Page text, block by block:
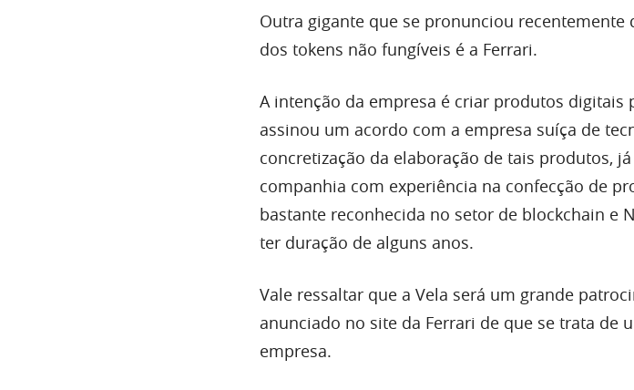
Outra gigante que se pronunciou recentemente
dos tokens não fungíveis é a Ferrari.
A intenção da empresa é criar produtos digitais
assinou um acordo com a empresa suíça de
concretização da elaboração de tais produtos,
companhia com experiência na confecção de
bastante reconhecida no setor de blockchain e
ter duração de alguns anos.
Vale ressaltar que a Vela será um grande
anunciado no site da Ferrari de que se trata de
empresa.